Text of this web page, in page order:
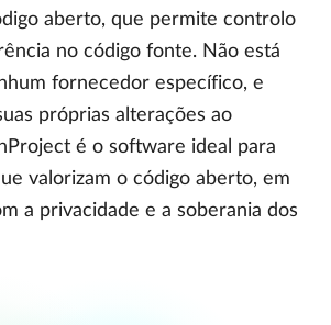
aberto, que permite controlo
no código fonte. Não está
fornecedor específico, e
próprias alterações ao
é o software ideal para
valorizam o código aberto, em
a privacidade e a soberania dos